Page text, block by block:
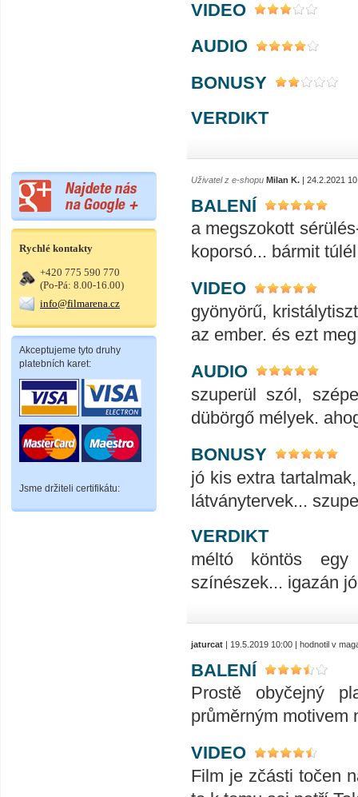
Rychlé kontakty
+420 775 590 770
(Po-Pá: 8.00-16.00)
info@filmarena.cz
Akceptujeme tyto druhy
platebních karet:
Jsme držiteli certifikátu:
VIDEO
AUDIO
BONUSY
VERDIKT
Uživatel z e-shopu Milan K. | 24.2.2021
BALENÍ
a megszokott
koporsó... bármit
VIDEO
gyönyörű,
az ember. és ezt
AUDIO
szuperül szól,
dübörgő mélyek.
BONUSY
jó kis extra
látványtervek...
VERDIKT
méltó köntös egy
színészek... igazán
jaturcat | 19.5.2019 10:00 | hodnotil v
BALENÍ
Prostě obyčejný
průměrným motivem
VIDEO
Film je zčásti točen